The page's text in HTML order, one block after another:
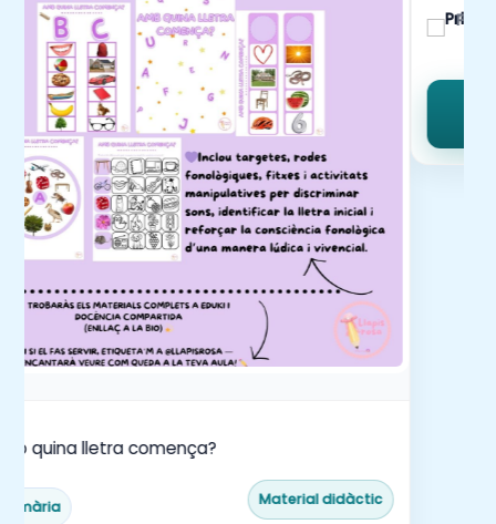
quina lletra comença?
Primària Material didàctic